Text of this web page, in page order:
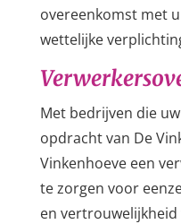
overeenkomst met
wettelijke
Met bedrijven die
opdracht van De
Vinkenhoeve een
te zorgen voor
en vertrouwelijkheid